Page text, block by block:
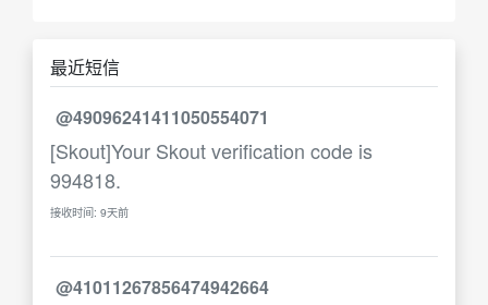
最近短信
@49096241411050554071
[Skout]Your Skout verification code is
994818.
接收时间: 9天前
@41011267856474942664